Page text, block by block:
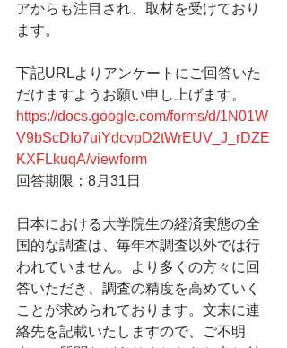
アからも注目され、取材を受けており
ます。
下記URLよりアンケートにご回答いた
だけますようお願い申し上げます。
https://docs.google.com/forms/d/1N01W
V9bScDIo7uiYdcvpD2tWrEUV_J_rDZE
KXFLkuqA/viewform
回答期限：8月31日
日本における大学院生の経済実態の全
国的な調査は、毎年本調査以外では行
われていません。より多くの方々に回
答いただき、調査の精度を高めていく
ことが求められております。文末に連
絡先を記載いたしますので、ご不明